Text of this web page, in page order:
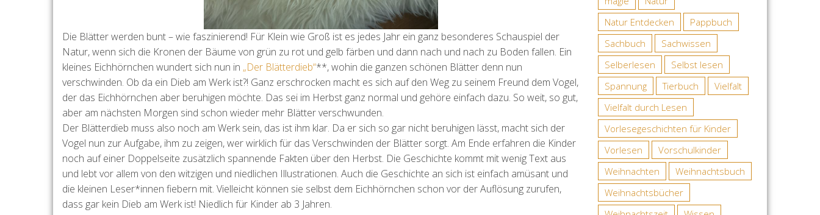
Die Blätter werden bunt – wie faszinierend! Für Klein wie Groß ist es jedes Jahr ein ganz besonderes Schauspiel der
Natur, wenn sich die Kronen der Bäume von grün zu rot und gelb färben und dann nach und nach zu Boden fallen. Ein
kleines Eichhörnchen wundert sich nun in „Der Blätterdieb“**, wohin die ganzen schönen Blätter denn nun
verschwinden. Ob da ein Dieb am Werk ist?! Ganz erschrocken macht es sich auf den Weg zu seinem Freund dem Vogel,
der das Eichhörnchen aber beruhigen möchte. Das sei im Herbst ganz normal und gehöre einfach dazu. So weit, so gut,
aber am nächsten Morgen sind schon wieder mehr Blätter verschwunden.
Der Blätterdieb muss also noch am Werk sein, das ist ihm klar. Da er sich so gar nicht beruhigen lässt, macht sich der
Vogel nun zur Aufgabe, ihm zu zeigen, wer wirklich für das Verschwinden der Blätter sorgt. Am Ende erfahren die Kinder
noch auf einer Doppelseite zusätzlich spannende Fakten über den Herbst. Die Geschichte kommt mit wenig Text aus
und lebt vor allem von den witzigen und niedlichen Illustrationen. Auch die Geschichte an sich ist einfach amüsant und
die kleinen Leser*innen fiebern mit. Vielleicht können sie selbst dem Eichhörnchen schon vor der Auflösung zurufen,
dass gar kein Dieb am Werk ist! Niedlich für Kinder ab 3 Jahren.
Natur Entdecken
Pappbuch
Sachbuch
Sachwissen
Selberlesen
Selbst lesen
Spannung
Tierbuch
Vielfalt
Vielfalt durch Lesen
Vorlesegeschichten für Kinder
Vorlesen
Vorschulkinder
Weihnachten
Weihnachtsbuch
Weihnachtsbücher